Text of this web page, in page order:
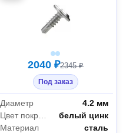
2040 ₽2345 ₽
Под заказ
Диаметр
4.2 мм
Цвет покрытия
белый цинк
Материал
сталь